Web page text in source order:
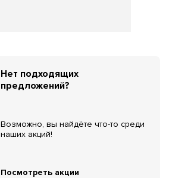
Нет подходящих
предложений?
Возможно, вы найдёте что-то среди
наших акций!
Посмотреть акции